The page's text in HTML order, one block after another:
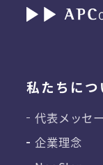
私たちにつ
代表メッセ
企業理念